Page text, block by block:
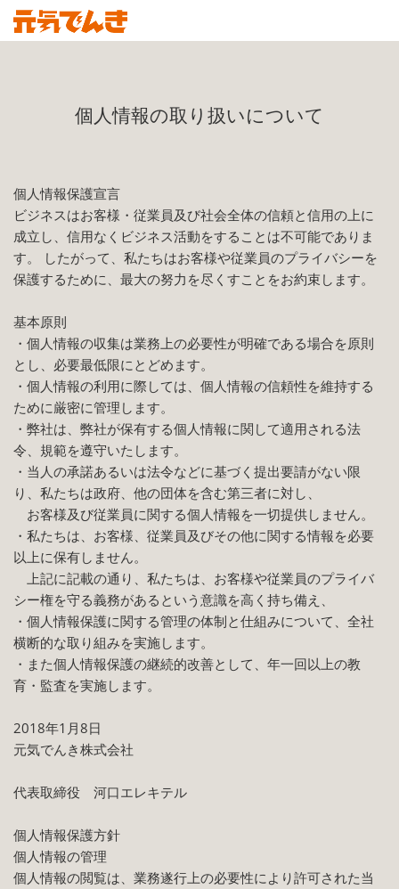
個人情報の取り扱いについて
個人情報保護宣言
ビジネスはお客様・従業員及び社会全体の信頼と信用の上に
成立し、信用なくビジネス活動をすることは不可能でありま
す。 したがって、私たちはお客様や従業員のプライバシーを
保護するために、最大の努力を尽くすことをお約束します。
基本原則
・個人情報の収集は業務上の必要性が明確である場合を原則
とし、必要最低限にとどめます。
・個人情報の利用に際しては、個人情報の信頼性を維持する
ために厳密に管理します。
・弊社は、弊社が保有する個人情報に関して適用される法
令、規範を遵守いたします。
・当人の承諾あるいは法令などに基づく提出要請がない限
り、私たちは政府、他の団体を含む第三者に対し、
お客様及び従業員に関する個人情報を一切提供しません。
・私たちは、お客様、従業員及びその他に関する情報を必要
以上に保有しません。
上記に記載の通り、私たちは、お客様や従業員のプライバ
シー権を守る義務があるという意識を高く持ち備え、
・個人情報保護に関する管理の体制と仕組みについて、全社
横断的な取り組みを実施します。
・また個人情報保護の継続的改善として、年一回以上の教
育・監査を実施します。
2018年1月8日
元気でんき株式会社
代表取締役 河口エレキテル
個人情報保護方針
個人情報の管理
個人情報の閲覧は、業務遂行上の必要性により許可された当